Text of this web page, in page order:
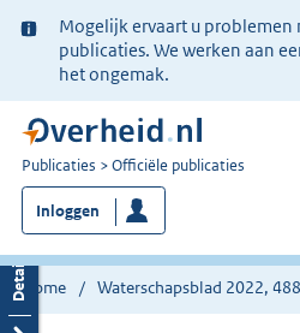
Ter
informatie:
Mogelijk ervaart u problemen
publicaties. We werken aan
het ongemak.
U
bent
nu
hier:
Publicaties Officiële publicaties
Inloggen
Home Waterschapsblad 2022,